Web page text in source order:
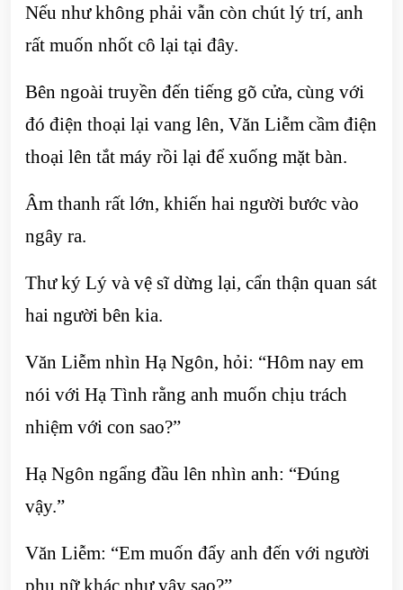
Nếu như không phải vẫn còn chút lý trí, anh
rất muốn nhốt cô lại tại đây.
Bên ngoài truyền đến tiếng gõ cửa, cùng với
đó điện thoại lại vang lên, Văn Liễm cầm điện
thoại lên tắt máy rồi lại để xuống mặt bàn.
Âm thanh rất lớn, khiến hai người bước vào
ngây ra.
Thư ký Lý và vệ sĩ dừng lại, cẩn thận quan sát
hai người bên kia.
Văn Liễm nhìn Hạ Ngôn, hỏi: “Hôm nay em
nói với Hạ Tình rằng anh muốn chịu trách
nhiệm với con sao?”
Hạ Ngôn ngẩng đầu lên nhìn anh: “Đúng
vậy.”
Văn Liễm: “Em muốn đẩy anh đến với người
phụ nữ khác như vậy sao?”